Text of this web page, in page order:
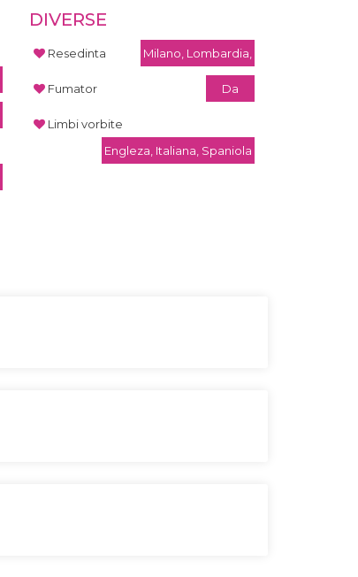
DIVERSE
Resedinta Milano, Lombardia,
Fumator Da
Limbi vorbite
Engleza, Italiana, Spaniola